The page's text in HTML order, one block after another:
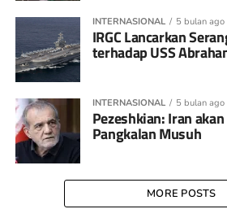
INTERNASIONAL 5 bulan ago
IRGC Lancarkan
terhadap USS
INTERNASIONAL 5 bulan ago
Pezeshkian: Iran
Pangkalan Musuh
MORE POSTS